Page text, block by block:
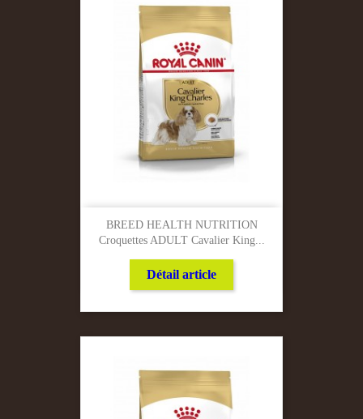
BREED HEALTH NUTRITION
Croquettes ADULT Cavalier King...
Détail article